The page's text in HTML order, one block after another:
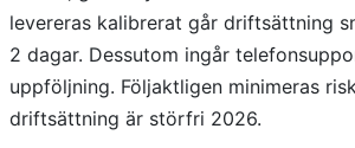
levereras kalibrerat går driftsättning
2 dagar. Dessutom ingår
uppföljning. Följaktligen minimeras
driftsättning är störfri 2026.